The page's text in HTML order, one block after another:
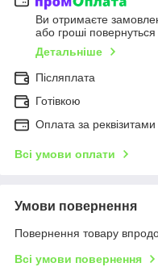
Ви отримаєте
або гроші
Детальніше
Післяплата
Готівкою
Оплата за реквізитами
Всі умови оплати
Умови повернення
Повернення товару
Всі умови повернення